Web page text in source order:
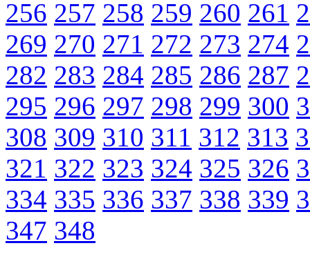
256 257 258 259 260 261
269 270 271 272 273 274
282 283 284 285 286 287
295 296 297 298 299 300
308 309 310 311 312 313
321 322 323 324 325 326
334 335 336 337 338 339
347 348